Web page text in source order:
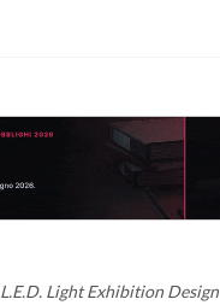
L.E.D. Light Exhibition Design